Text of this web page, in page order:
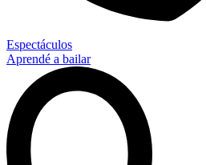
Espectáculos
Aprendé a bailar